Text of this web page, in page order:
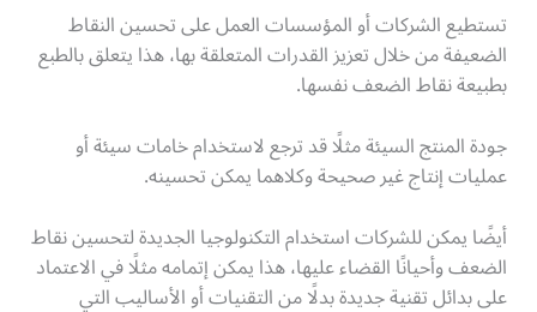
تستطيع الشركات أو المؤسسات العمل على تحسين النقاط
الضعيفة من خلال تعزيز القدرات المتعلقة بها، هذا يتعلق بالطبع
بطبيعة نقاط الضعف نفسها.
جودة المنتج السيئة مثلًا قد ترجع لاستخدام خامات سيئة أو
عمليات إنتاج غير صحيحة وكلاهما يمكن تحسينه.
أيضًا يمكن للشركات استخدام التكنولوجيا الجديدة لتحسين نقاط
الضعف وأحيانًا القضاء عليها، هذا يمكن إتمامه مثلًا في الاعتماد
على بدائل تقنية جديدة بدلًا من التقنيات أو الأساليب التي